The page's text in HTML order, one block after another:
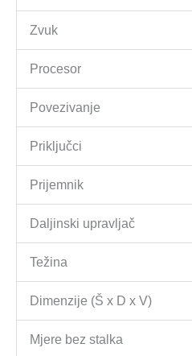
Zvuk
Procesor
Povezivanje
Priključci
Prijemnik
Daljinski upravljač
Težina
Dimenzije (Š x D x V)
Mjere bez stalka